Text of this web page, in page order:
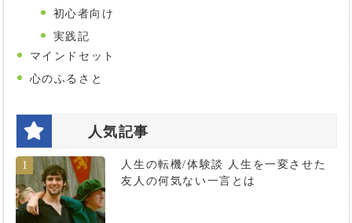
初心者向け
実践記
マインドセット
心のふるさと
人気記事
1
人生の転機/体験談 人生を一変させた
友人の何気ない一言とは